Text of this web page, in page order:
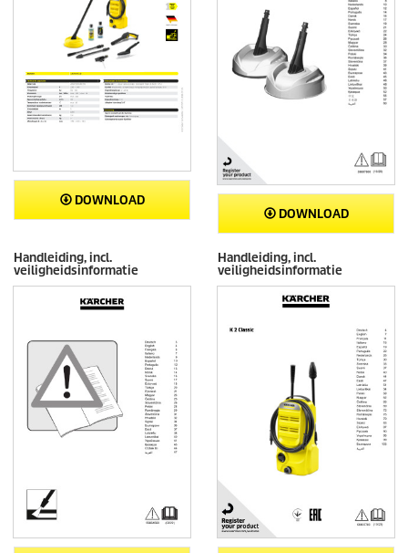
DOWNLOAD
DOWNLOAD
Handleiding, incl.
veiligheidsinformatie
Handleiding, incl.
veiligheidsinformatie